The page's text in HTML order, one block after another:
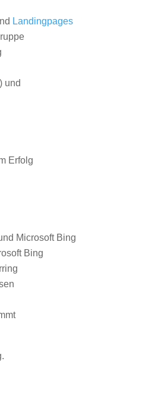
Landingpages
) und
Erfolg
Microsoft Bing
Bing